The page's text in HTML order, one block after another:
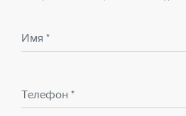
Имя *
Телефон *